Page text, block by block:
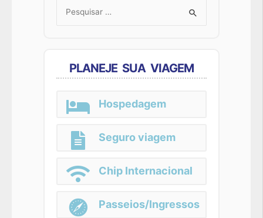
Search
PLANEJE SUA VIAGEM
Hospedagem
Seguro viagem
Chip Internacional
Passeios/Ingressos